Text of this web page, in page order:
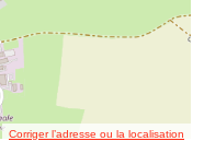
Corriger l’adresse ou la localisation